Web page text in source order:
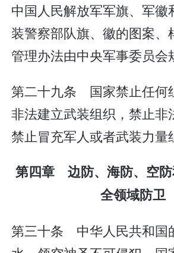
中国人民解放军军旗、军徽
装警察部队旗、徽的图案、
管理办法由中央军事委员会
第二十九条 国家禁止任何
非法建立武装组织，禁止非
禁止冒充军人或者武装力量
第四章 边防、海防、空
全领域防卫
第三十条 中华人民共和国